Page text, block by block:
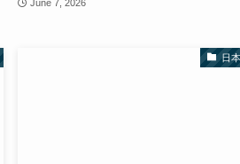
June 7, 2026
日